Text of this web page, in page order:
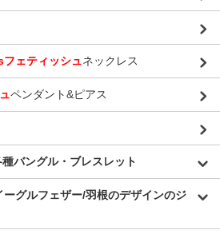
ェティッシュネックレス
ペンダント&ピアス
バングル・ブレスレット
グルフェザー/羽根のデザインのジ